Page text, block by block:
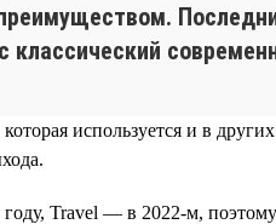
используется и в
Travel — в 2022-м,